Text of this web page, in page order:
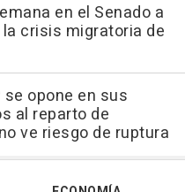
en el Senado a
crisis migratoria de
se opone en sus
al reparto de
ve riesgo de ruptura